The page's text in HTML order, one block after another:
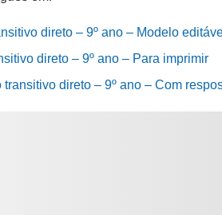
direto – 9º ano – Modelo
direto – 9º ano – Para imprimir
direto – 9º ano – Com